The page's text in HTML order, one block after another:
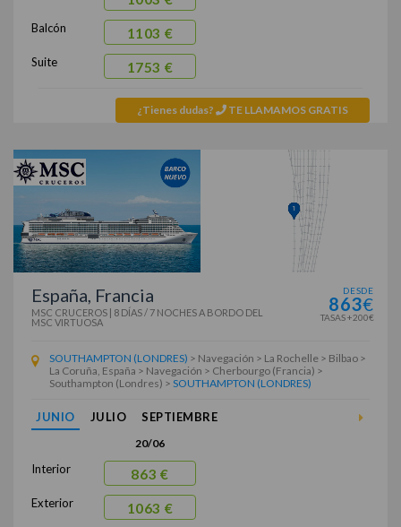
Balcón
Suite
1103 €
1753 €
¿Tienes dudas? TE LLAMAMOS GRATIS
España, Francia
MSC CRUCEROS 8 DÍAS / 7 NOCHESA BORDO DEL
MSC VIRTUOSA
DESDE
863€
TASAS +200€
SOUTHAMPTON (LONDRES) > Navegación > La Rochelle > Bilbao >
La Coruña, España > Navegación > Cherbourgo (Francia) >
Southampton (Londres) > SOUTHAMPTON (LONDRES)
JUNIO JULIO SEPTIEMBRE
Interior
Exterior
20/06
863 €
1063 €